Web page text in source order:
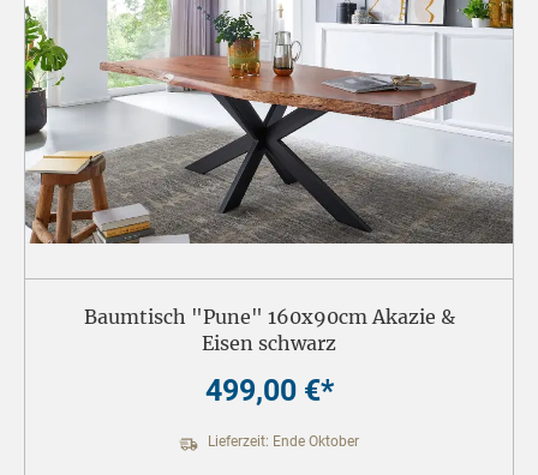
Baumtisch "Pune" 160x90cm Akazie &
Eisen schwarz
499,00 €*
Lieferzeit: Ende Oktober